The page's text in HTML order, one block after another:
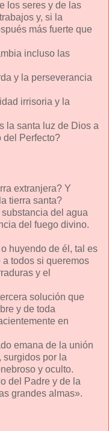
los seres y de las
y, si la
más fuerte que
incluso las
y la perseverancia
irrisoria y la
la santa luz de Dios a
del Perfecto?
extranjera? Y
tierra santa?
del agua
del fuego divino.
huyendo de él, tal es
a todos si queremos
y el
solución que
y de toda
en
emana de la unión
surgidos por la
y oculto.
del Padre y de la
grandes almas».